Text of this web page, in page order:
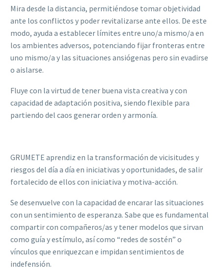
Mira desde la distancia, permitiéndose tomar objetividad
ante los conflictos y poder revitalizarse ante ellos. De este
modo, ayuda a establecer límites entre uno/a mismo/a en
los ambientes adversos, potenciando fijar fronteras entre
uno mismo/a y las situaciones ansiógenas pero sin evadirse
o aislarse.
Fluye con la virtud de tener buena vista creativa y con
capacidad de adaptación positiva, siendo flexible para
partiendo del caos generar orden y armonía.
GRUMETE aprendiz en la transformación de vicisitudes y
riesgos del día a día en iniciativas y oportunidades, de salir
fortalecido de ellos con iniciativa y motiva-acción.
Se desenvuelve con la capacidad de encarar las situaciones
con un sentimiento de esperanza. Sabe que es fundamental
compartir con compañeros/as y tener modelos que sirvan
como guía y estímulo, así como “redes de sostén” o
vínculos que enriquezcan e impidan sentimientos de
indefensión.